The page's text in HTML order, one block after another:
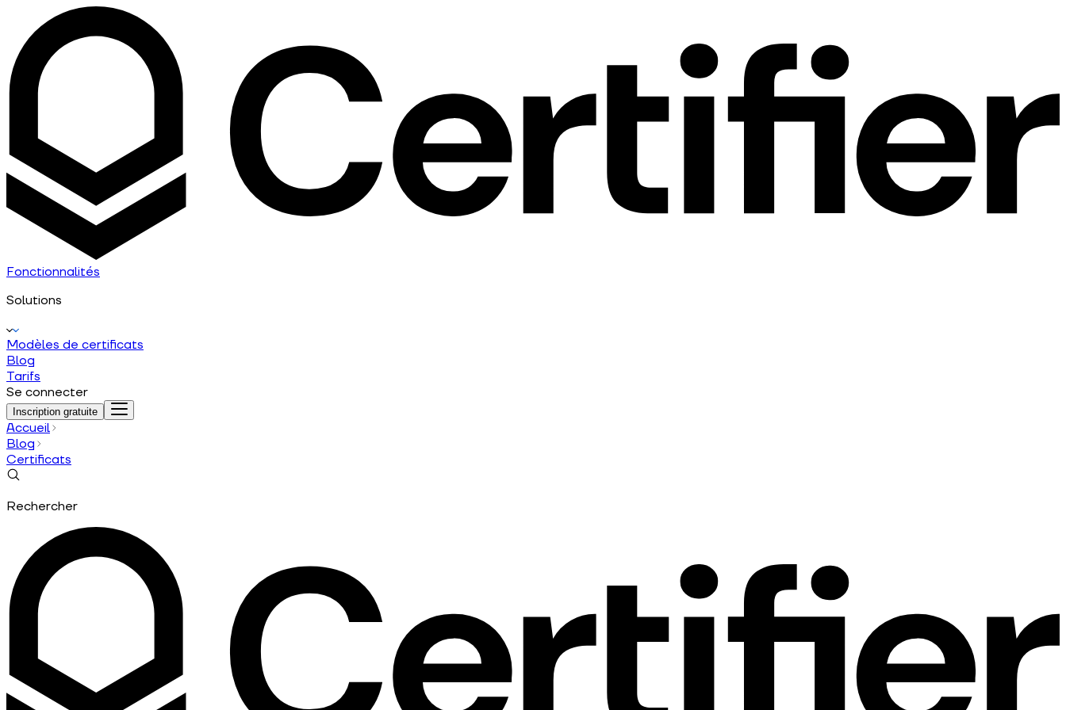
Fonctionnalités
Solutions
Modèles de certificats
Blog
Tarifs
Se connecter
Inscription gratuite
Accueil
Blog
Certificats
Rechercher